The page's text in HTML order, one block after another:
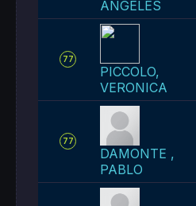
ANGELES
77
PICCOLO,
VERONICA
77
DAMONTE ,
PABLO